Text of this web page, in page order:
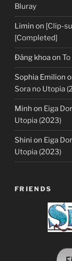
Bluray
Limin on [Clip-
[Completed]
Đăng khoaon
Sophia Emilion
Sora no Utopia
Minh on Eiga
Utopia (2023)
Shini on Eiga
Utopia (2023)
FRIENDS